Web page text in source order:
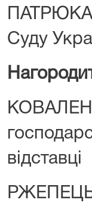
Суду
відставці